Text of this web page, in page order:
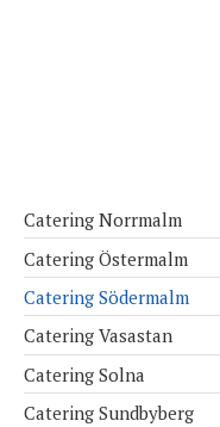
Catering Norrmalm
Catering Östermalm
Catering Södermalm
Catering Vasastan
Catering Solna
Catering Sundbyberg